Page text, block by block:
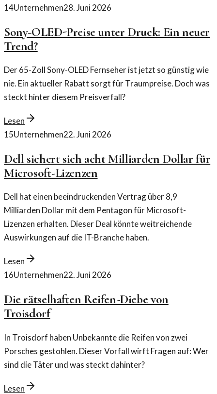
14Unternehmen28. Juni 2026
Sony-OLED-Preise unter Druck: Ein neuer
Trend?
Der 65-Zoll Sony-OLED Fernseher ist jetzt so günstig wie
nie. Ein aktueller Rabatt sorgt für Traumpreise. Doch was
steckt hinter diesem Preisverfall?
Lesen
15Unternehmen22. Juni 2026
Dell sichert sich acht Milliarden Dollar für
Microsoft-Lizenzen
Dell hat einen beeindruckenden Vertrag über 8,9
Milliarden Dollar mit dem Pentagon für Microsoft-
Lizenzen erhalten. Dieser Deal könnte weitreichende
Auswirkungen auf die IT-Branche haben.
Lesen
16Unternehmen22. Juni 2026
Die rätselhaften Reifen-Diebe von
Troisdorf
In Troisdorf haben Unbekannte die Reifen von zwei
Porsches gestohlen. Dieser Vorfall wirft Fragen auf: Wer
sind die Täter und was steckt dahinter?
Lesen